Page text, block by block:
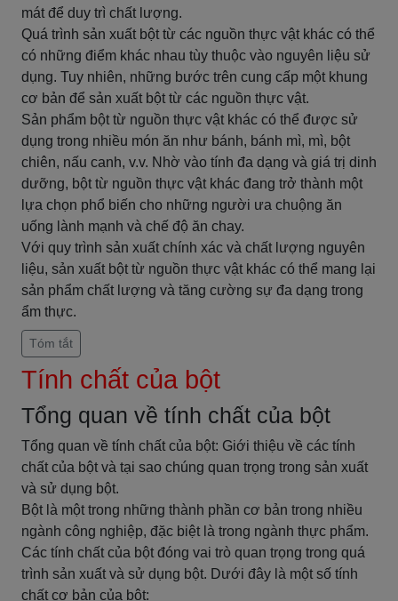
mát để duy trì chất lượng.
Quá trình sản xuất bột từ các nguồn thực vật khác có thể
có những điểm khác nhau tùy thuộc vào nguyên liệu sử
dụng. Tuy nhiên, những bước trên cung cấp một khung
cơ bản để sản xuất bột từ các nguồn thực vật.
Sản phẩm bột từ nguồn thực vật khác có thể được sử
dụng trong nhiều món ăn như bánh, bánh mì, mì, bột
chiên, nấu canh, v.v. Nhờ vào tính đa dạng và giá trị dinh
dưỡng, bột từ nguồn thực vật khác đang trở thành một
lựa chọn phổ biến cho những người ưa chuộng ăn
uống lành mạnh và chế độ ăn chay.
Với quy trình sản xuất chính xác và chất lượng nguyên
liệu, sản xuất bột từ nguồn thực vật khác có thể mang lại
sản phẩm chất lượng và tăng cường sự đa dạng trong
ẩm thực.
Tóm tắt
Tính chất của bột
Tổng quan về tính chất của bột
Tổng quan về tính chất của bột: Giới thiệu về các tính
chất của bột và tại sao chúng quan trọng trong sản xuất
và sử dụng bột.
Bột là một trong những thành phần cơ bản trong nhiều
ngành công nghiệp, đặc biệt là trong ngành thực phẩm.
Các tính chất của bột đóng vai trò quan trọng trong quá
trình sản xuất và sử dụng bột. Dưới đây là một số tính
chất cơ bản của bột: